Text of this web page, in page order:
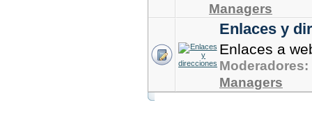
Managers
Enlaces y
Enlaces a
Moderadores:
Managers